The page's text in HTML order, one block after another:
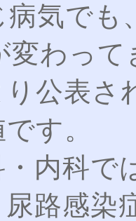
病気で
変わっ
り公表さ
す。
内科で
路感染